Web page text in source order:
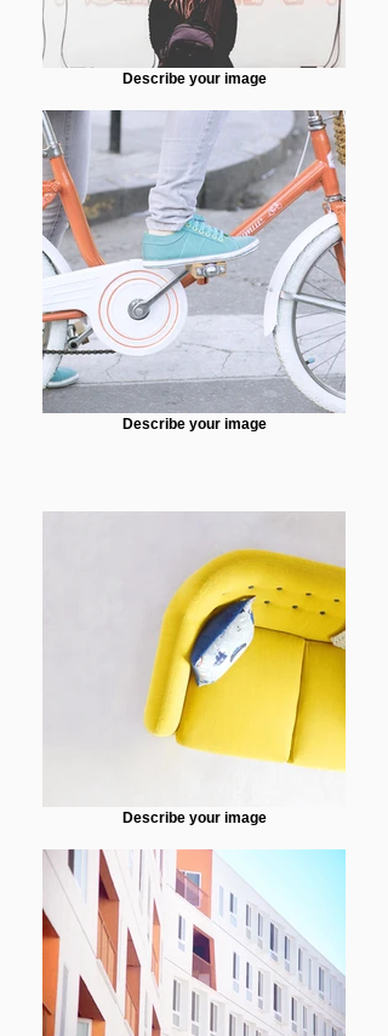
Describe your image
Describe your image
Describe your image